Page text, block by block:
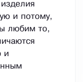
и потому,
любим то,
и